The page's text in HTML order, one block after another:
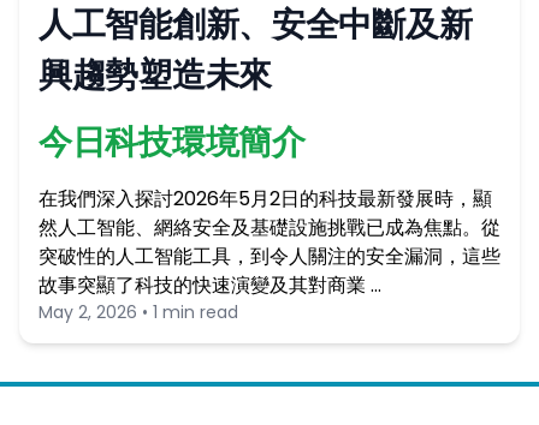
人工智能創新、安全中斷及新
興趨勢塑造未來
今日科技環境簡介
在我們深入探討2026年5月2日的科技最新發展時，顯
然人工智能、網絡安全及基礎設施挑戰已成為焦點。從
突破性的人工智能工具，到令人關注的安全漏洞，這些
故事突顯了科技的快速演變及其對商業 …
May 2, 2026 • 1 min read